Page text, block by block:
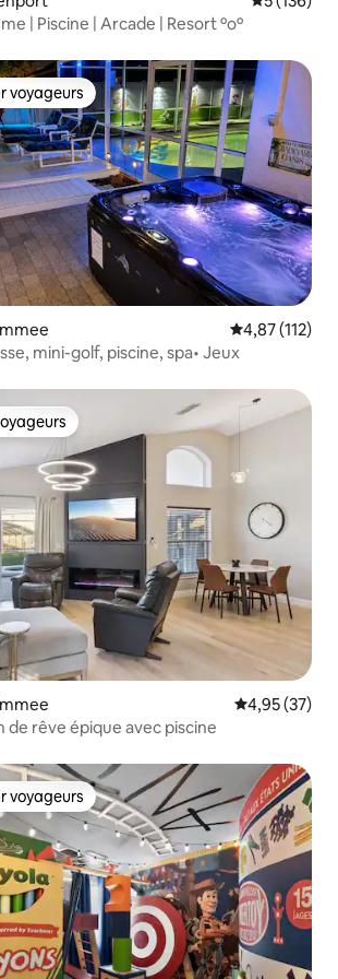
| Piscine | Arcade | Resort ºoº
parmi les plus aimés
voyageurs
Note
4,87 (112)
mini-golf, piscine, spa• Jeux
Note
4,95 (37)
de rêve épique avec piscine
parmi les plus aimés
voyageurs